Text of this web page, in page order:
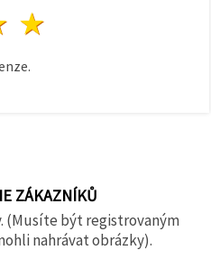
4 hvězdy
ZÁKAZNÍKŮ
(Musíte být registrovaným
nahrávat obrázky).